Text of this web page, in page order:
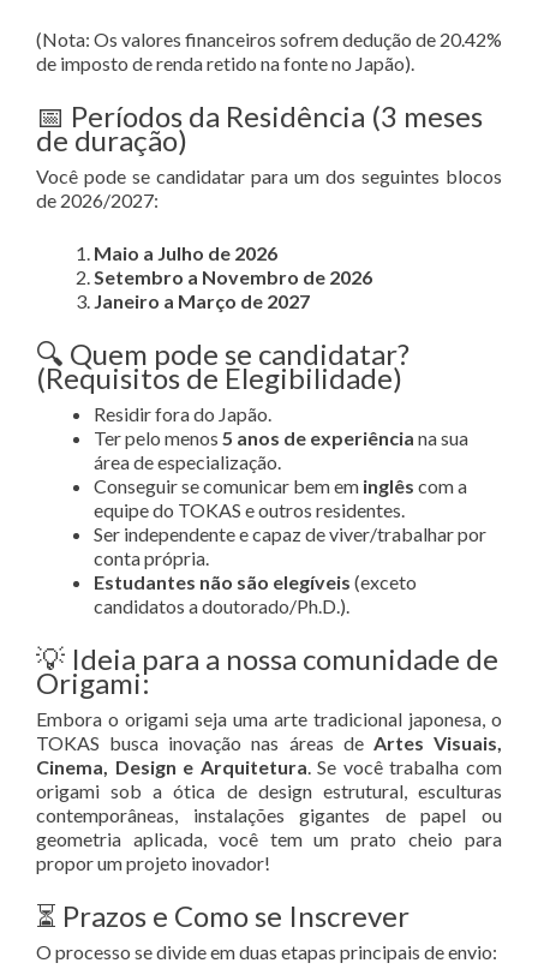
(Nota: Os valores financeiros sofrem dedução de 20.42%
de imposto de renda retido na fonte no Japão).
📅 Períodos da Residência (3 meses
de duração)
Você pode se candidatar para um dos seguintes blocos
de 2026/2027:
Maio a Julho de 2026
Setembro a Novembro de 2026
Janeiro a Março de 2027
🔍 Quem pode se candidatar?
(Requisitos de Elegibilidade)
Residir fora do Japão.
Ter pelo menos 5 anos de experiência na sua
área de especialização.
Conseguir se comunicar bem em inglês com a
equipe do TOKAS e outros residentes.
Ser independente e capaz de viver/trabalhar por
conta própria.
Estudantes não são elegíveis (exceto
candidatos a doutorado/Ph.D.).
💡 Ideia para a nossa comunidade de
Origami:
Embora o origami seja uma arte tradicional japonesa, o
TOKAS busca inovação nas áreas de Artes Visuais,
Cinema, Design e Arquitetura. Se você trabalha com
origami sob a ótica de design estrutural, esculturas
contemporâneas, instalações gigantes de papel ou
geometria aplicada, você tem um prato cheio para
propor um projeto inovador!
⏳ Prazos e Como se Inscrever
O processo se divide em duas etapas principais de envio: